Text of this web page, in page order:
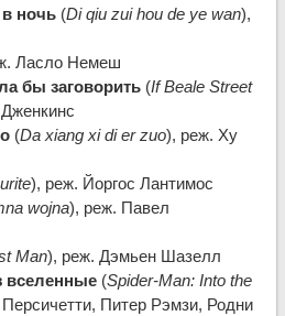
ночь(Di qiu zui hou de ye wan),
Ласло Немеш
бы заговорить(If Beale Street
(Da xiang xi di er zuo), реж. Ху
), реж. Йоргос Лантимос
wojna), реж. Павел
Man), реж. Дэмьен Шазелл
вселенные(Spider-Man: Into the
Питер Рэмзи, Родни